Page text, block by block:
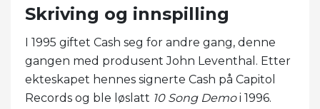
Skriving og innspilling
I 1995 giftet Cash seg for andre gang, denne
gangen med produsent John Leventhal. Etter
ekteskapet hennes signerte Cash på Capitol
Records og ble løslatt 10 Song Demoi 1996.